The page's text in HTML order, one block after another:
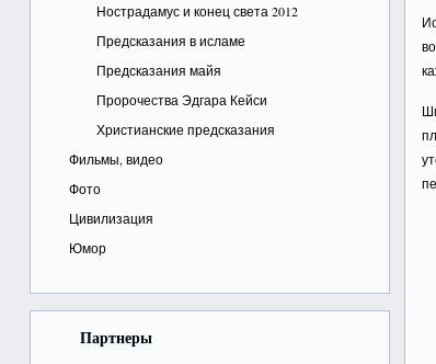
Нострадамус и конец света 2012
Предсказания в исламе
Предсказания майя
Пророчества Эдгара Кейси
Христианские предсказания
Фильмы, видео
Фото
Цивилизация
Юмор
Партнеры